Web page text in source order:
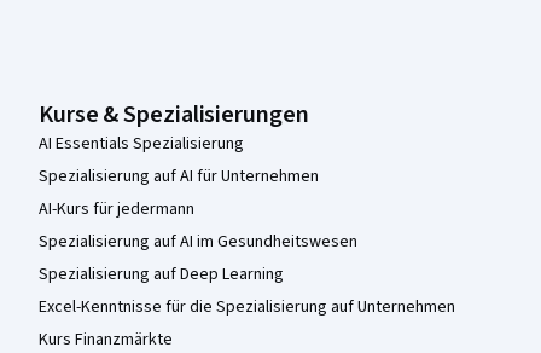
Kurse & Spezialisierungen
AI Essentials Spezialisierung
Spezialisierung auf AI für Unternehmen
AI-Kurs für jedermann
Spezialisierung auf AI im Gesundheitswesen
Spezialisierung auf Deep Learning
Excel-Kenntnisse für die Spezialisierung auf Unternehmen
Kurs Finanzmärkte